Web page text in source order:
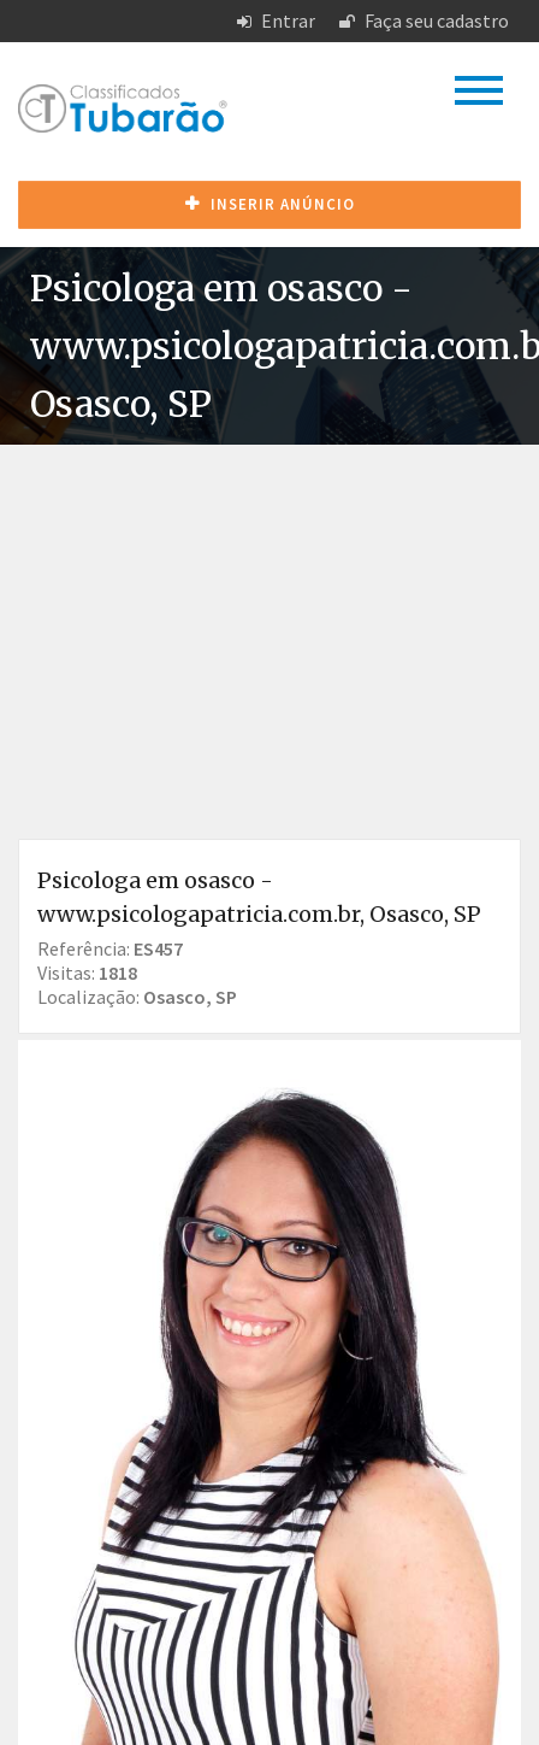
Entrar Faça seu cadastro
INSERIR ANÚNCIO
Psicologa em osasco -
Osasco, SP
Psicologa em osasco -
www.psicologapatricia.com.br, Osasco, SP
Referência: ES457
Visitas: 1818
Localização: Osasco, SP